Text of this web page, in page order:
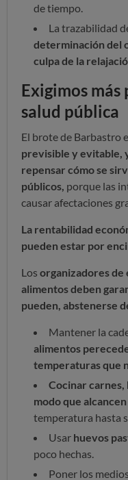
de tiempo.
La trazabilidad
determinación del
culpa de la
Exigimos
salud pública
El brote de Barbastro
previsible y evitable,
repensar cómo se
públicos, porque las
causar afectaciones
La rentabilidad
pueden estar por
Los organizadores de
alimentos deben
pueden, abstenerse
Mantener la
alimentos
temperaturas que
Cocinar carnes,
modo que alcancen
temperatura hasta
Usar huevos
poco hechas.
Poner los